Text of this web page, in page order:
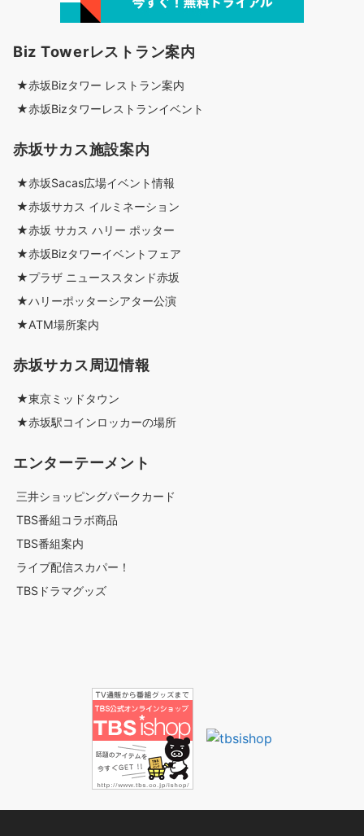
Biz Towerレストラン案内
★赤坂Bizタワー レストラン案内
★赤坂Bizタワーレストランイベント
赤坂サカス施設案内
★赤坂Sacas広場イベント情報
★赤坂サカス イルミネーション
★赤坂 サカス ハリー ポッター
★赤坂Bizタワーイベントフェア
★プラザ ニューススタンド赤坂
★ハリーポッターシアター公演
★ATM場所案内
赤坂サカス周辺情報
★東京ミッドタウン
★赤坂駅コインロッカーの場所
エンターテーメント
三井ショッピングパークカード
TBS番組コラボ商品
TBS番組案内
ライブ配信スカパー！
TBSドラマグッズ